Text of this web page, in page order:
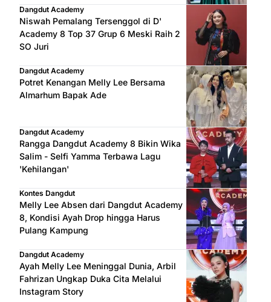
Dangdut Academy
Niswah Pemalang Tersenggol di D'
Academy 8 Top 37 Grup 6 Meski Raih 2
SO Juri
Dangdut Academy
Potret Kenangan Melly Lee Bersama
Almarhum Bapak Ade
Dangdut Academy
Rangga Dangdut Academy 8 Bikin Wika
Salim - Selfi Yamma Terbawa Lagu
'Kehilangan'
Kontes Dangdut
Melly Lee Absen dari Dangdut Academy
8, Kondisi Ayah Drop hingga Harus
Pulang Kampung
Dangdut Academy
Ayah Melly Lee Meninggal Dunia, Arbil
Fahrizan Ungkap Duka Cita Melalui
Instagram Story